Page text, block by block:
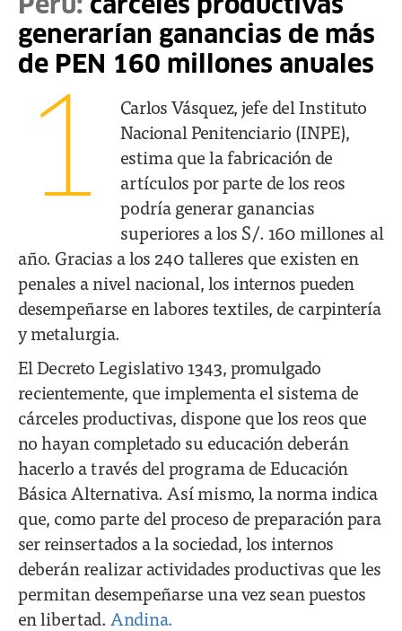
Perú: cárceles productivas
generarían ganancias de más
de PEN 160 millones anuales
1
Carlos Vásquez, jefe del Instituto
Nacional Penitenciario (INPE),
estima que la fabricación de
artículos por parte de los reos
podría generar ganancias
superiores a los S/. 160 millones al
año. Gracias a los 240 talleres que existen en
penales a nivel nacional, los internos pueden
desempeñarse en labores textiles, de carpintería
y metalurgia.
El Decreto Legislativo 1343, promulgado
recientemente, que implementa el sistema de
cárceles productivas, dispone que los reos que
no hayan completado su educación deberán
hacerlo a través del programa de Educación
Básica Alternativa. Así mismo, la norma indica
que, como parte del proceso de preparación para
ser reinsertados a la sociedad, los internos
deberán realizar actividades productivas que les
permitan desempeñarse una vez sean puestos
en libertad. Andina.